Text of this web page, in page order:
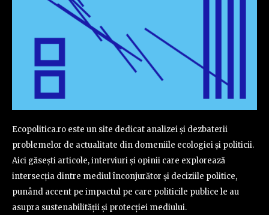
Ecopolitica.ro este un site dedicat analizei și dezbaterii
problemelor de actualitate din domeniile ecologiei și politicii.
Aici găsești articole, interviuri și opinii care explorează
intersecția dintre mediul înconjurător și deciziile politice,
punând accent pe impactul pe care politicile publice le au
asupra sustenabilității și protecției mediului.